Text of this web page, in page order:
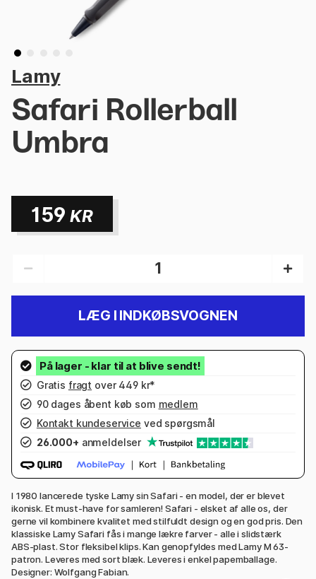
Lamy
Safari Rollerball
Umbra
159 KR
LÆG I INDKØBSVOGNEN
Gratis fragt over 449 kr*
90 dages åbent køb som medlem
Kontakt kundeservice ved spørgsmål
26.000+ anmeldelser
I 1980 lancerede tyske Lamy sin Safari - en model, der er blevet
ikonisk. Et must-have for samleren! Safari - elsket af alle os, der
gerne vil kombinere kvalitet med stilfuldt design og en god pris. Den
klassiske Lamy Safari fås i mange lækre farver - alle i slidstærk
ABS-plast. Stor fleksibel klips. Kan genopfyldes med Lamy M 63-
patron. Leveres med sort blæk. Leveres i enkel papemballage.
Designer: Wolfgang Fabian.